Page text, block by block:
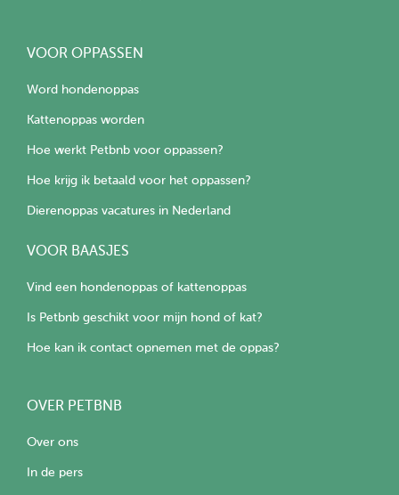
VOOR OPPASSEN
Word hondenoppas
Kattenoppas worden
Hoe werkt Petbnb voor oppassen?
Hoe krijg ik betaald voor het oppassen?
Dierenoppas vacatures in Nederland
VOOR BAASJES
Vind een hondenoppas of kattenoppas
Is Petbnb geschikt voor mijn hond of kat?
Hoe kan ik contact opnemen met de oppas?
OVER PETBNB
Over ons
In de pers